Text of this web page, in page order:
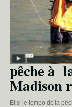
pêche à
Madison
Et si le tempo de la